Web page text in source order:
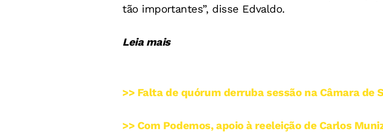
tão importantes”, disse Edvaldo.
Leia mais
>> Falta de quórum derruba sessão na Câmara de
>> Com Podemos, apoio à reeleição de Carlos